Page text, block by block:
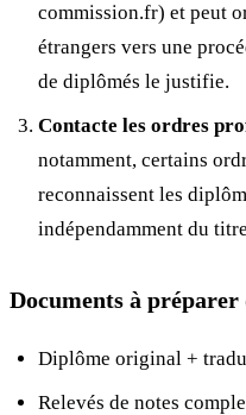
commission.fr) et peut
étrangers vers une
de diplômés le justifie.
Contacte les ordres
notamment, certains
reconnaissent les
indépendamment du
Documents à préparer
Diplôme original +
Relevés de notes